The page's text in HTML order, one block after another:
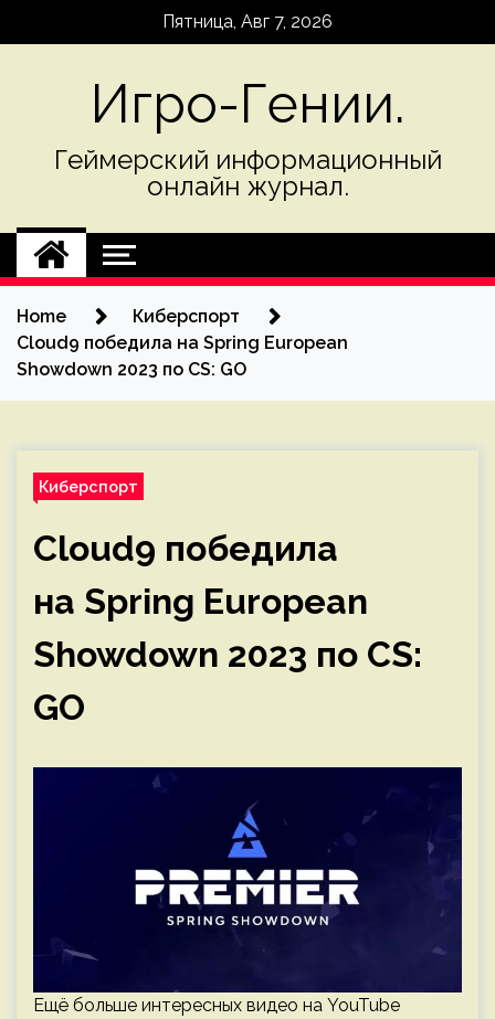
Пятница, Авг 7, 2026
Игро-Гении.
Геймерский информационный
онлайн журнал.
Home
Киберспорт
Cloud9 победила на Spring European
Showdown 2023 по CS: GO
Киберспорт
Cloud9 победила
на Spring European
Showdown 2023 по CS:
GO
Ещё больше интересных видео на YouTube